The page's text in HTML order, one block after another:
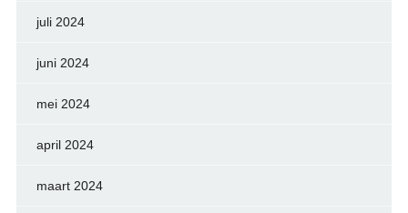
juli 2024
juni 2024
mei 2024
april 2024
maart 2024